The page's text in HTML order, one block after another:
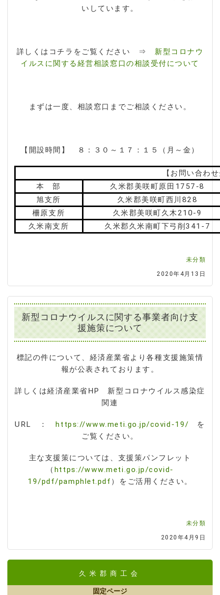
いしています。
詳しくはコチラをご覧ください ⇒ 新型コロナウ
イルスに関する経営相談窓口の相談受付について
まずは一度、相談窓口までご相談ください。
【開設時間】 ８：３０～１７：１５（月～金）
【お問い合わ
本 部
久米郡美咲町原田1757-8
旭支所
久米郡美咲町西川828
柵原支所
久米郡美咲町久木210-9
久米南支所
久米郡久米南町下弓削341-7
未分類
2020年4月13日
新型コロナウイルスに関する事業者向け支
援施策について
標記の件について、経済産業省より各種支援施策情
報が公表されております。
詳しくは経済産業省HP 新型コロナウイルス感染症
関連
URL ：https://www.meti.go.jp/covid-19/ を
ご覧ください。
主な支援策については、支援策パンフレット
（ https://www.meti.go.jp/covid-
19/pdf/pamphlet.pdf ）をご活用ください。
未分類
2020年4月9日
久米郡商工会
固定ページ